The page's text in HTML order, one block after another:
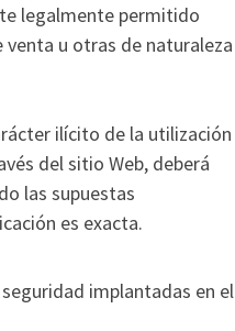
legalmente permitido
u otras de naturaleza
ilícito de la utilización
del sitio Web, deberá
las supuestas
es exacta.
seguridad implantadas en el